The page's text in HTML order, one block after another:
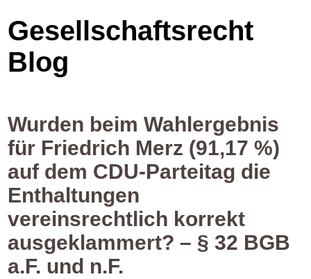
Gesellschaftsrecht
Blog
Wurden beim Wahlergebnis
für Friedrich Merz (91,17 %)
auf dem CDU-Parteitag die
Enthaltungen
vereinsrechtlich korrekt
ausgeklammert? – § 32 BGB
a.F. und n.F.